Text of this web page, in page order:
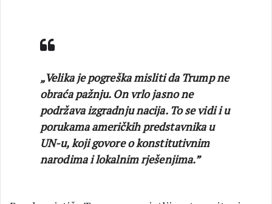
„Velika je pogreška misliti da Trump ne
obraća pažnju. On vrlo jasno ne
podržava izgradnju nacija. To se vidi i u
porukama američkih predstavnika u
UN-u, koji govore o konstitutivnim
narodima i lokalnim rješenjima.”